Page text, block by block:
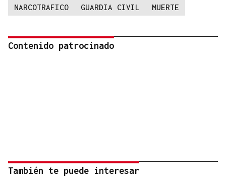
NARCOTRAFICO GUARDIA CIVIL MUERTE
Contenido patrocinado
También te puede interesar